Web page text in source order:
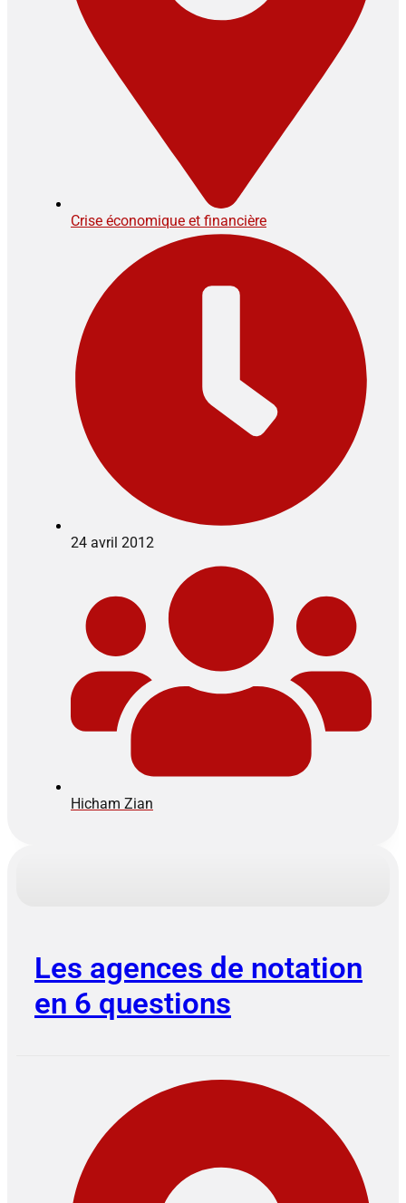
Crise économique et financière
24 avril 2012
Hicham Zian
Les agences de notation
en 6 questions